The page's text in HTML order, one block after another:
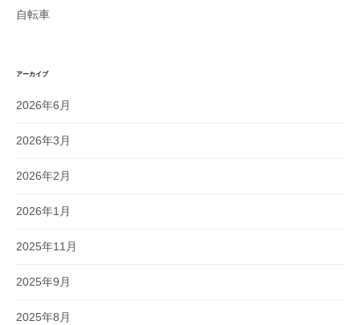
自転車
アーカイブ
2026年6月
2026年3月
2026年2月
2026年1月
2025年11月
2025年9月
2025年8月